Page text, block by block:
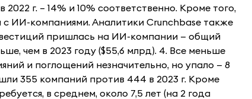
2022 г. – 14% и 10% соответственно. Кроме того,
ИИ-компаниями. Аналитики Crunchbase также
пришлась на ИИ-компании — общий
чем в 2023 году ($55,6 млрд). 4. Все меньше
и поглощений незначительно, но упало — 8
355 компаний против 444 в 2023 г. Кроме
в среднем, около 7,5 лет (на 2 года